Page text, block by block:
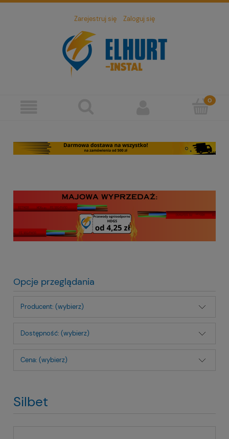
Zarejestruj się Zaloguj się
Opcje przeglądania
Producent: (wybierz)
Dostępność: (wybierz)
Cena: (wybierz)
Silbet